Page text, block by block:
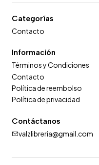
Categorías
Contacto
Información
Términos y Condiciones
Contacto
Política de reembolso
Política de privacidad
Contáctanos
valzlibreria@gmail.com